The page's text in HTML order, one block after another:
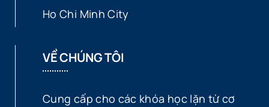
Ho Chi Minh City
VỀ CHÚNG TÔI
Cung cấp cho các khóa học lặn từ cơ